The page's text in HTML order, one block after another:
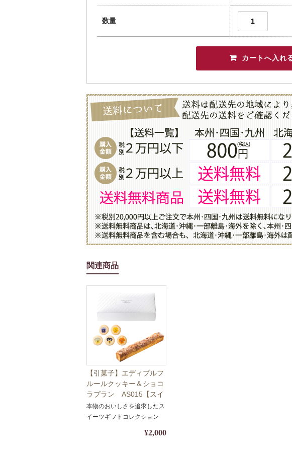
数量
関連商品
【引菓子】エディブルフ
ルールクッキー＆ショコ
ラブラン AS015【スイ
ーツ・ギフト・焼き菓
子】【包装・熨斗対応】
本物のおいしさを追求したス
イーツギフトコレクション
¥2,000